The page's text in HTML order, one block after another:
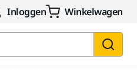
Inloggen Winkelwagen